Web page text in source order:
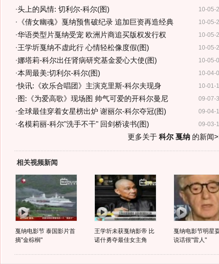
10-05-
·头上的风情: 切利尔-科尔(图)
10-05-
· 《倩女幽魂》戛纳预售破纪录 追加巨资再造经典
10-05-
·华语类型片戛纳受宠 欧洲片商追买版权发行权
10-05-
·王学圻戛纳不虚此行 心情轻松像度假(图)
10-05-
·娜塔莉-科尔出任肾病研究基金爱心大使(图)
10-04-
·本周最美:切利尔-科尔(图)
10-01-
·快讯:《欢乐合唱团》主演克里斯-科尔夫现身
09-07-
· 图:《为爱高歌》现场图 帅气可爱的开科尔曼尼
09-04-
·全球最佳穿着女星榜出炉 谢丽尔-科尔夺冠(图)
09-03-
·名模莉丽-科尔"洗手不干" 回剑桥读书(图)
更多关于 科尔 戛纳的新闻
相关视频新闻
戛纳电影节 泰国影片首
摘"金棕榈"
王学圻未获戛纳影帝 比
诺什勇夺最佳女主角
戛纳电影节明星
说话很"雷人"